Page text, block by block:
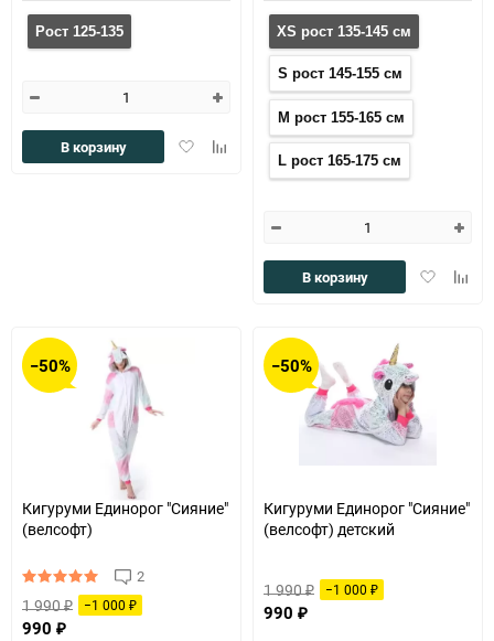
Рост 125-135
ДобавитьДобавить
сравнению
В корзину
XS рост 135-145 см
S рост 145-155 см
M рост 155-165 см
L рост 165-175 см
Добавить
В корзину
−50%
Кигуруми Единорог "Сияние"
(велсофт)
2
1 990₽ −1 000 ₽
990 ₽
−50%
Кигуруми Единорог "Сияние"
(велсофт) детский
1 990₽ −1 000 ₽
990 ₽